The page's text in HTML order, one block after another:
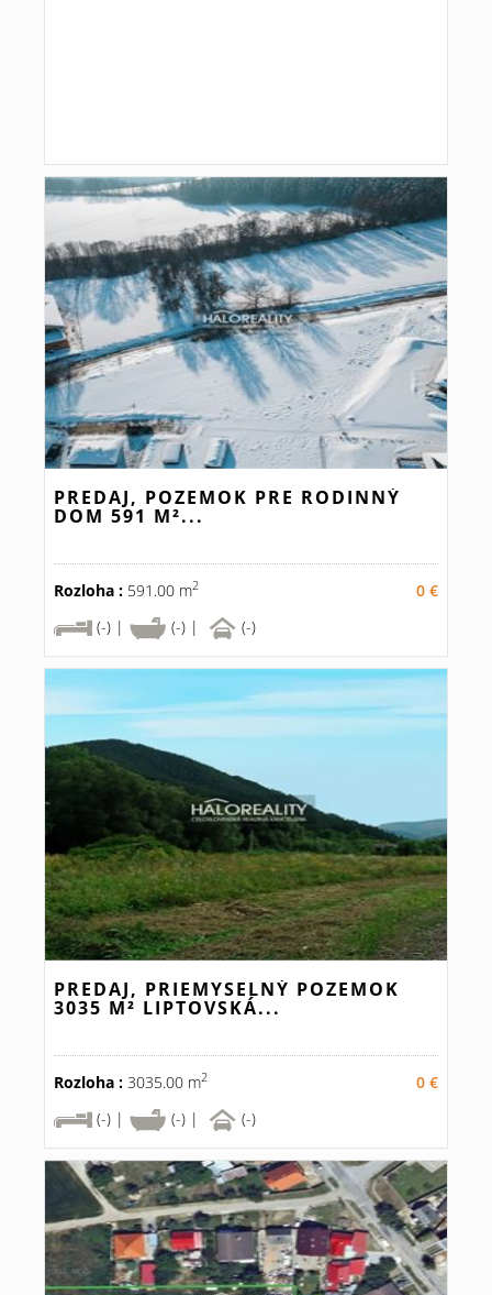
PREDAJ, POZEMOK PRE RODINNÝ
DOM 591 M²...
Rozloha : 591.00 m2
0 €
(-) |
(-) | (-)
PREDAJ, PRIEMYSELNÝ POZEMOK
3035 M² LIPTOVSKÁ...
Rozloha : 3035.00 m2
0 €
(-) |
(-) | (-)